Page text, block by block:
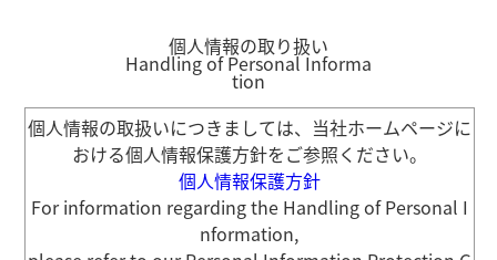
個人情報の取り扱い
Handling of Personal Informa
tion
個人情報の取扱いにつきましては、当社ホームページに
おける個人情報保護方針をご参照ください。
個人情報保護方針
For information regarding the Handling of Personal I
nformation,